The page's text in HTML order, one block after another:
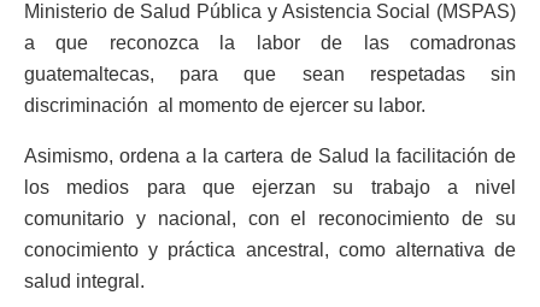
Ministerio de Salud Pública y Asistencia Social (MSPAS)
a que reconozca la labor de las comadronas
guatemaltecas, para que sean respetadas sin
discriminación al momento de ejercer su labor.
Asimismo, ordena a la cartera de Salud la facilitación de
los medios para que ejerzan su trabajo a nivel
comunitario y nacional, con el reconocimiento de su
conocimiento y práctica ancestral, como alternativa de
salud integral.